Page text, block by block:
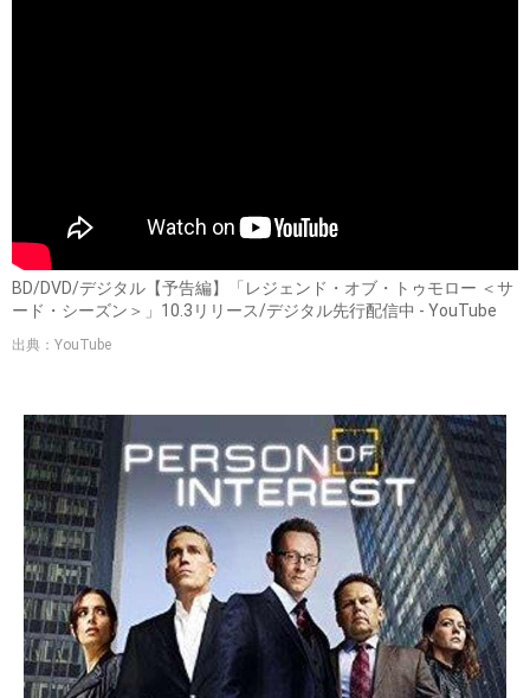
BD/DVD/デジタル【予告編】「レジェンド・オブ・トゥモロー ＜サ
ード・シーズン＞」10.3リリース/デジタル先行配信中 - YouTube
出典：YouTube